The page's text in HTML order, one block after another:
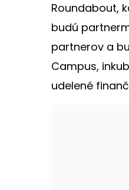
Roundabout,
budú
partnerov a
Campus,
udelené